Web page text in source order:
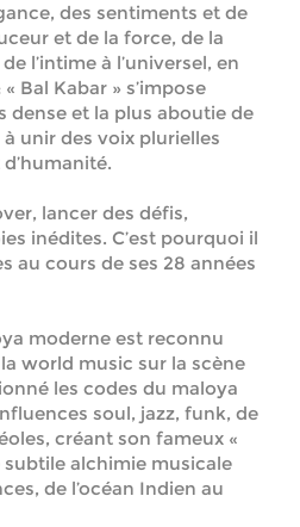
des sentiments et de
et de la force, de la
l’intime à l’universel, en
Bal Kabar » s’impose
dense et la plus aboutie de
unir des voix plurielles
lancer des défis,
inédites. C’est pourquoi il
au cours de ses 28 années
moderne est reconnu
world music sur la scène
les codes du maloya
soul, jazz, funk, de
créant son fameux «
subtile alchimie musicale
de l’océan Indien au